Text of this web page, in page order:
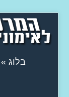
בלוג»